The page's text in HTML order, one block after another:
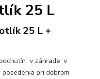
25 L
25 L +
v záhrade, v
pri dobrom